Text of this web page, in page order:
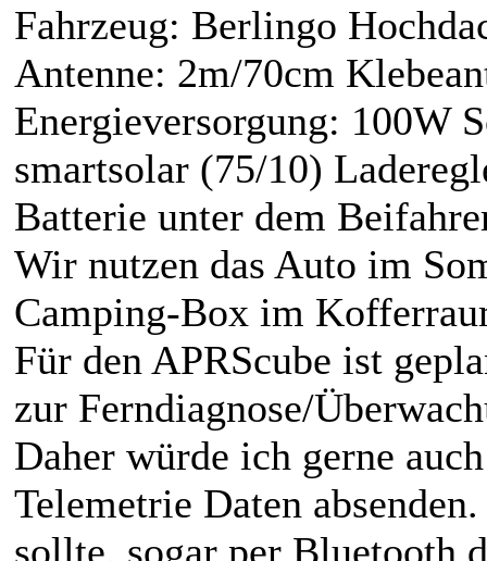
Fahrzeug: Berlingo
Antenne: 2m/70cm
Energieversorgung: 100W
smartsolar (75/10)
Batterie unter dem
Wir nutzen das Auto im
Camping-Box im
Für den APRScube ist
zur Ferndiagnose/
Daher würde ich gerne
Telemetrie Daten
sollte, sogar per Bluetooth